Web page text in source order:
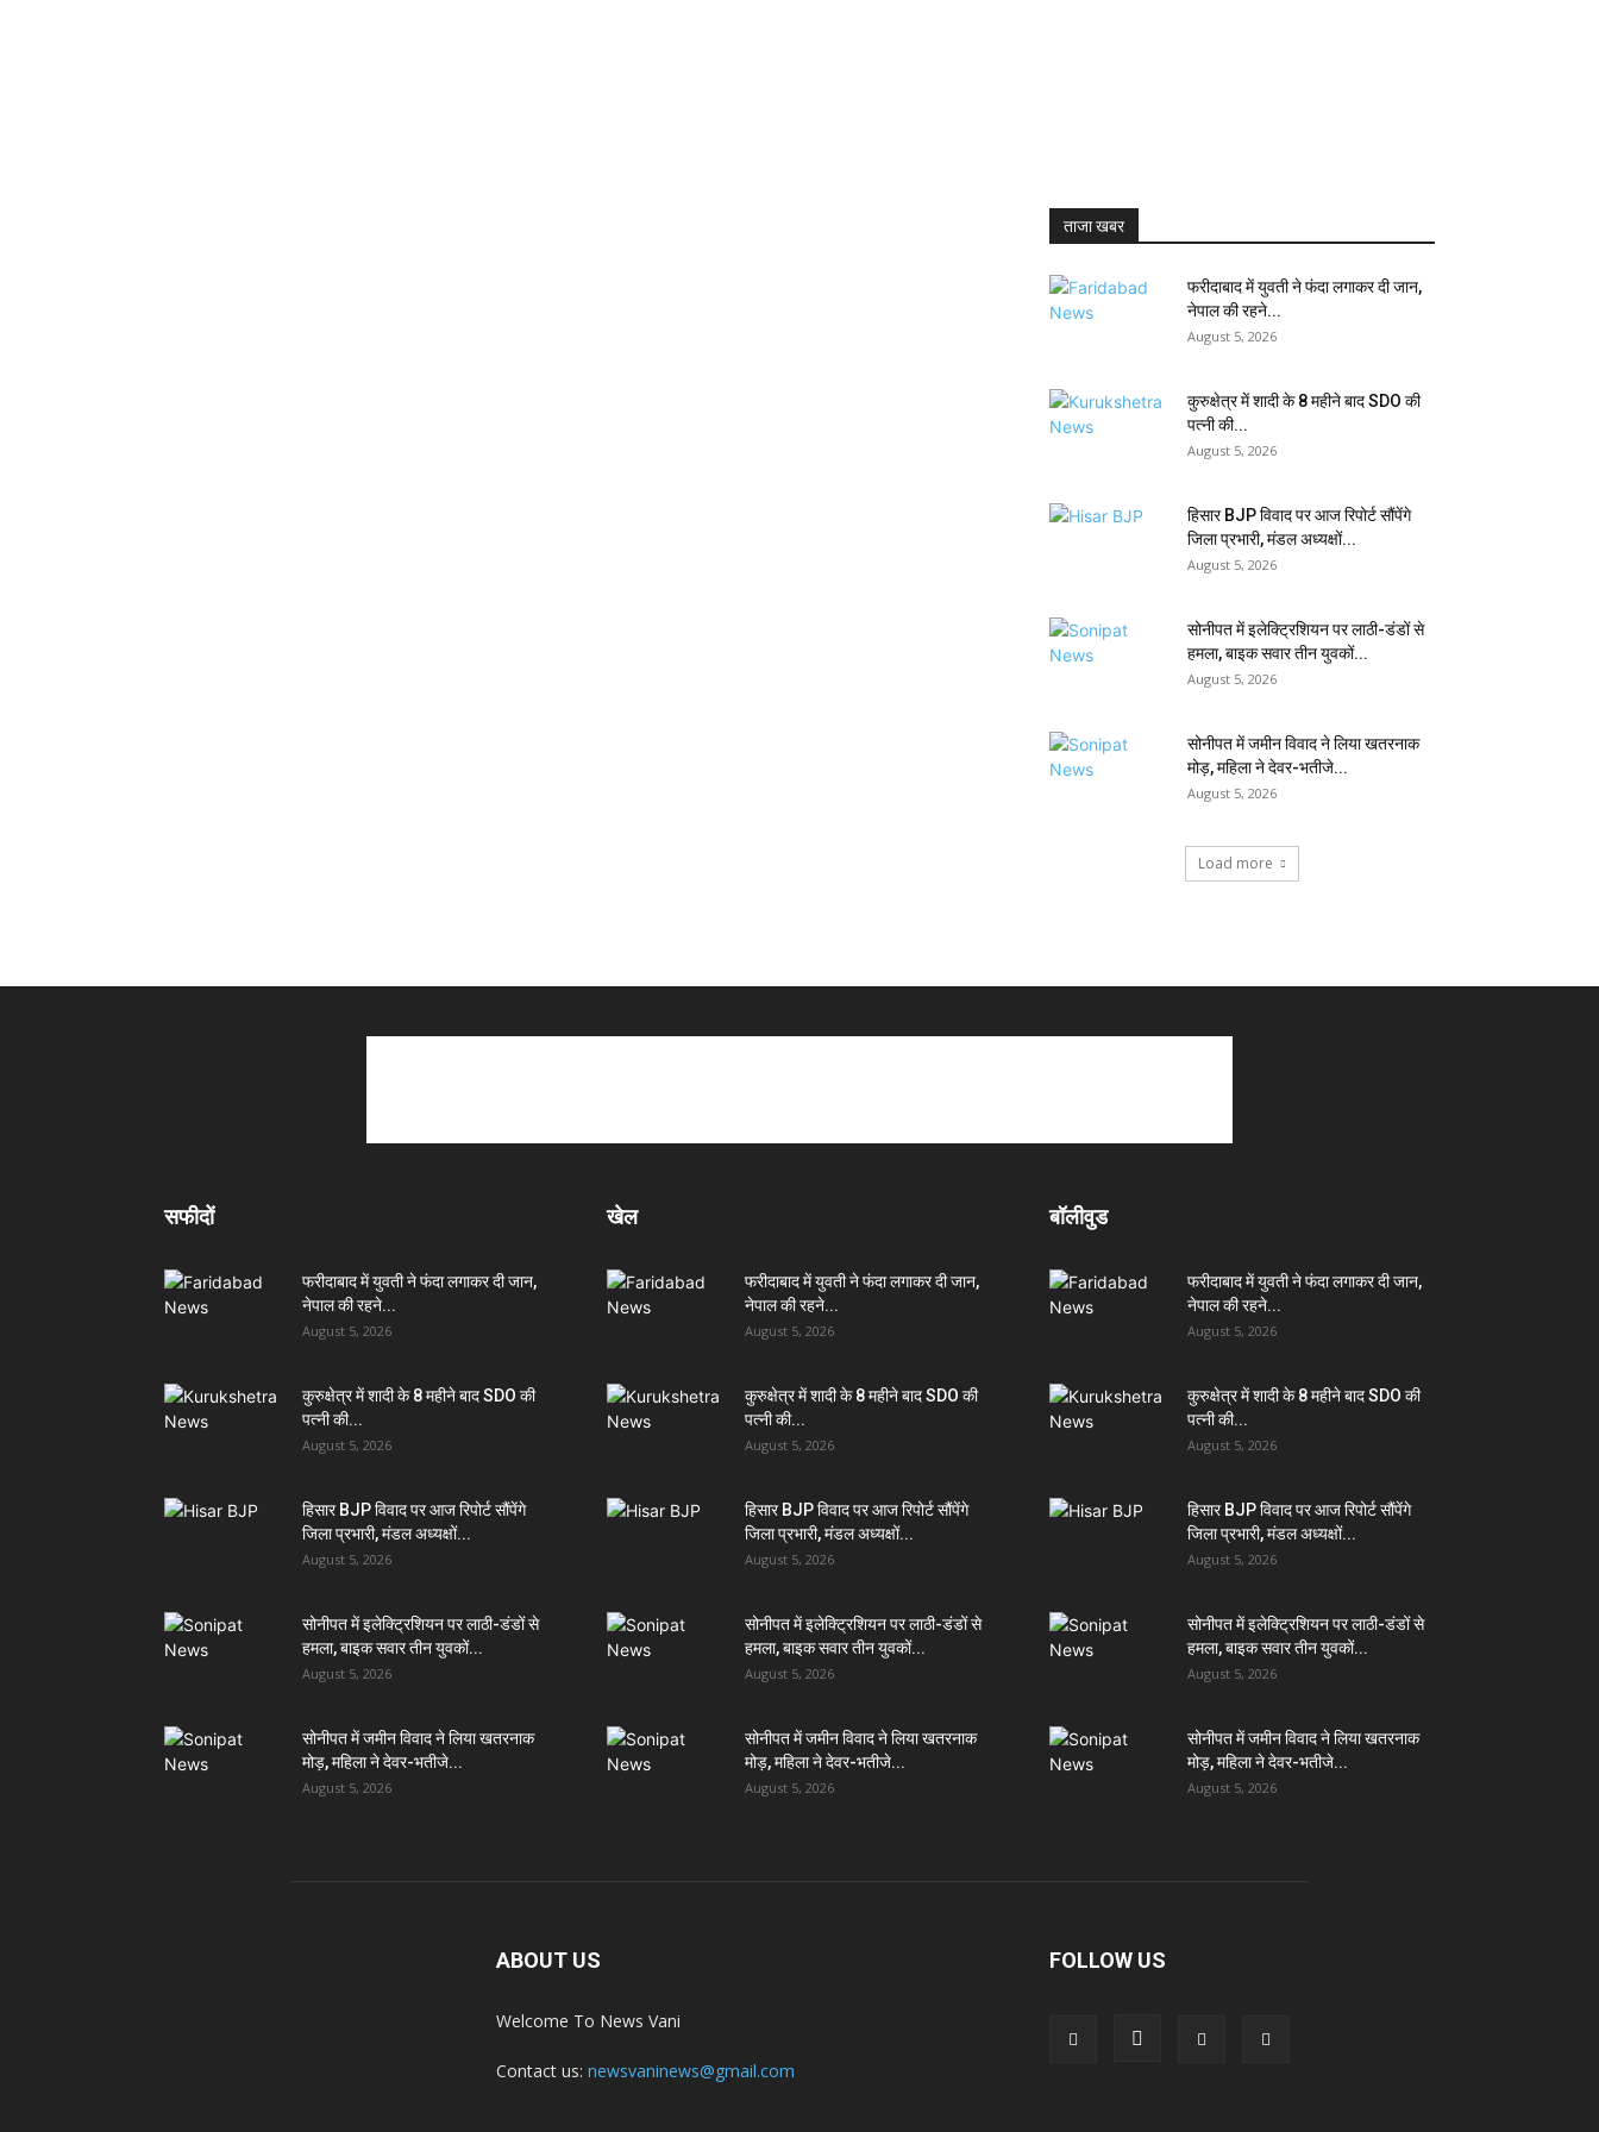
ताजा खबर
फरीदाबाद में युवती ने फंदा लगाकर दी जान,
नेपाल की रहने...
August 5, 2026
कुरुक्षेत्र में शादी के 8 महीने बाद SDO की
पत्नी की...
August 5, 2026
हिसार BJP विवाद पर आज रिपोर्ट सौंपेंगे
जिला प्रभारी, मंडल अध्यक्षों...
August 5, 2026
सोनीपत में इलेक्ट्रिशियन पर लाठी-डंडों से
हमला, बाइक सवार तीन युवकों...
August 5, 2026
सोनीपत में जमीन विवाद ने लिया खतरनाक
मोड़, महिला ने देवर-भतीजे...
August 5, 2026
Load more
सफीदों
फरीदाबाद में युवती ने फंदा लगाकर दी जान,
नेपाल की रहने...
August 5, 2026
कुरुक्षेत्र में शादी के 8 महीने बाद SDO की
पत्नी की...
August 5, 2026
हिसार BJP विवाद पर आज रिपोर्ट सौंपेंगे
जिला प्रभारी, मंडल अध्यक्षों...
August 5, 2026
सोनीपत में इलेक्ट्रिशियन पर लाठी-डंडों से
हमला, बाइक सवार तीन युवकों...
August 5, 2026
सोनीपत में जमीन विवाद ने लिया खतरनाक
मोड़, महिला ने देवर-भतीजे...
August 5, 2026
खेल
फरीदाबाद में युवती ने फंदा लगाकर दी जान,
नेपाल की रहने...
August 5, 2026
कुरुक्षेत्र में शादी के 8 महीने बाद SDO की
पत्नी की...
August 5, 2026
हिसार BJP विवाद पर आज रिपोर्ट सौंपेंगे
जिला प्रभारी, मंडल अध्यक्षों...
August 5, 2026
सोनीपत में इलेक्ट्रिशियन पर लाठी-डंडों से
हमला, बाइक सवार तीन युवकों...
August 5, 2026
सोनीपत में जमीन विवाद ने लिया खतरनाक
मोड़, महिला ने देवर-भतीजे...
August 5, 2026
बॉलीवुड
फरीदाबाद में युवती ने फंदा लगाकर दी जान,
नेपाल की रहने...
August 5, 2026
कुरुक्षेत्र में शादी के 8 महीने बाद SDO की
पत्नी की...
August 5, 2026
हिसार BJP विवाद पर आज रिपोर्ट सौंपेंगे
जिला प्रभारी, मंडल अध्यक्षों...
August 5, 2026
सोनीपत में इलेक्ट्रिशियन पर लाठी-डंडों से
हमला, बाइक सवार तीन युवकों...
August 5, 2026
सोनीपत में जमीन विवाद ने लिया खतरनाक
मोड़, महिला ने देवर-भतीजे...
August 5, 2026
ABOUT US
Welcome To News Vani
Contact us: newsvaninews@gmail.com
FOLLOW US